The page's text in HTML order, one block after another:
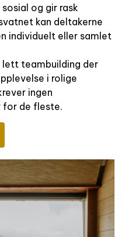
og gir rask
kan deltakerne
individuelt eller samlet
lett teambuilding der
i rolige
ingen
for de fleste.